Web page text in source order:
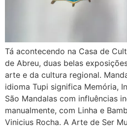
Tá acontecendo na Casa de
de Abreu, duas belas
arte e da cultura regional.
idioma Tupi significa Memória,
São Mandalas com influências
manualmente, com Linha e
Vinicius Rocha. A Arte de Ser